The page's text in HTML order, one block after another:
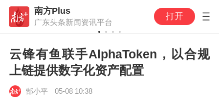
南方Plus
广东头条新闻资讯平台
打开
云锋有鱼联手AlphaToken，以合规
上链提供数字化资产配置
郜小平 05-08 10:38